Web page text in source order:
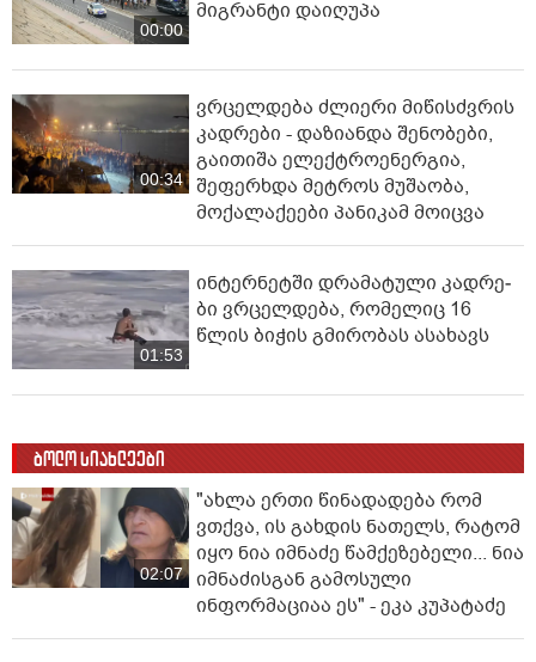
00:00
მიგრანტი დაიღუპა
00:34
ვრცელდება ძლიერი მიწისძვრის
კადრები - დაზიანდა შენობები,
გაითიშა ელექტროენერგია,
შეფერხდა მეტროს მუშაობა,
მოქალაქეები პანიკამ მოიცვა
01:53
ინ­ტერ­ნეტ­ში დრა­მა­ტუ­ლი კად­რე­
ბი ვრცელდება, რომელიც 16
წლის ბიჭის გმირობას ასახავს
ბოლო სიახლეები
02:07
"ახლა ერთი წინადადება რომ
ვთქვა, ის გახდის ნათელს, რატომ
იყო ნია იმნაძე წამქეზებელი... ნია
იმნაძისგან გამოსული
ინფორმაციაა ეს" - ეკა კუპატაძე